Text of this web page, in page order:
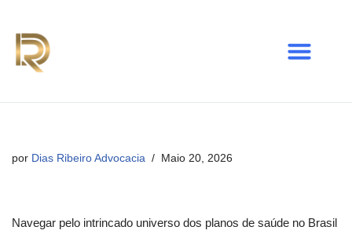
Avançar
para
por Dias Ribeiro Advocacia Maio 20, 2026
Navegar pelo intrincado universo dos planos de saúde no Brasil